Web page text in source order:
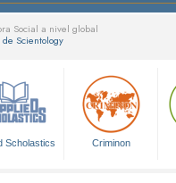
Social a nivel global
Scientology
Scholastics Criminon